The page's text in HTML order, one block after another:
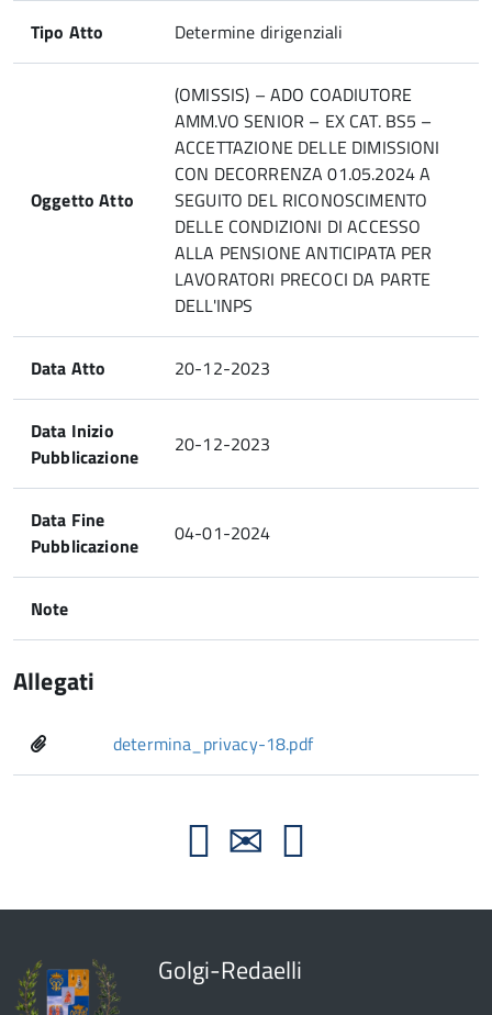
Tipo Atto Determine dirigenziali
Oggetto Atto
(OMISSIS) – ADO COADIUTORE
AMM.VO SENIOR – EX CAT. BS5 –
ACCETTAZIONE DELLE DIMISSIONI
CON DECORRENZA 01.05.2024 A
SEGUITO DEL RICONOSCIMENTO
DELLE CONDIZIONI DI ACCESSO
ALLA PENSIONE ANTICIPATA PER
LAVORATORI PRECOCI DA PARTE
DELL'INPS
Data Atto 20-12-2023
Data Inizio
Pubblicazione
20-12-2023
Data Fine
Pubblicazione
04-01-2024
Note
Allegati
determina_privacy-18.pdf
Golgi-Redaelli